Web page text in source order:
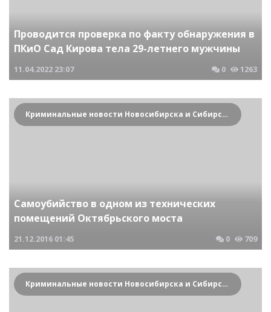
Проводится проверка по факту обнаружения в
ПКиО Сад Кирова тела 29-летнего мужчины
11.04.2022 23:07 0 1263
Криминальные новости Новосибирска и Сибирского региона
Самоубийство в одном из технических
помещений Октябрьского моста
21.12.2016 01:45 0 709
Криминальные новости Новосибирска и Сибирского региона